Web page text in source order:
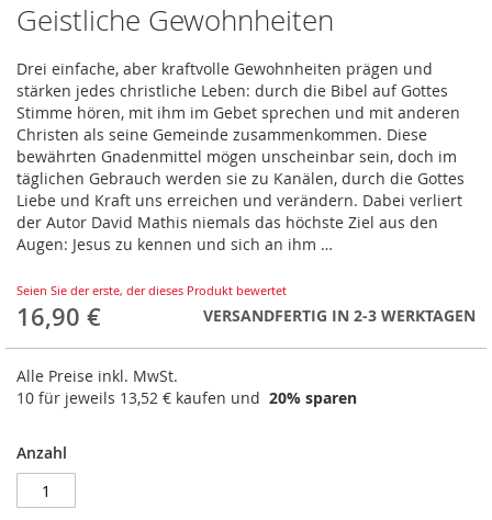
Geistliche Gewohnheiten
Drei einfache, aber kraftvolle Gewohnheiten prägen und
stärken jedes christliche Leben: durch die Bibel auf Gottes
Stimme hören, mit ihm im Gebet sprechen und mit anderen
Christen als seine Gemeinde zusammenkommen. Diese
bewährten Gnadenmittel mögen unscheinbar sein, doch im
täglichen Gebrauch werden sie zu Kanälen, durch die Gottes
Liebe und Kraft uns erreichen und verändern. Dabei verliert
der Autor David Mathis niemals das höchste Ziel aus den
Augen: Jesus zu kennen und sich an ihm …
Seien Sie der erste, der dieses Produkt bewertet
16,90 € VERSANDFERTIG IN 2-3 WERKTAGEN
Alle Preise inkl. MwSt.
10 für jeweils 13,52 € kaufen und 20% sparen
Anzahl
Zum
Anfang
der
Bildergalerie
springen